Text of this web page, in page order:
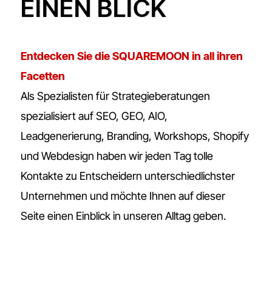
EINEN BLICK
Entdecken Sie die SQUAREMOON in all ihren
Facetten
Als Spezialisten für Strategieberatungen
spezialisiert auf SEO, GEO, AIO,
Leadgenerierung, Branding, Workshops, Shopify
und Webdesign haben wir jeden Tag tolle
Kontakte zu Entscheidern unterschiedlichster
Unternehmen und möchte Ihnen auf dieser
Seite einen Einblick in unseren Alltag geben.